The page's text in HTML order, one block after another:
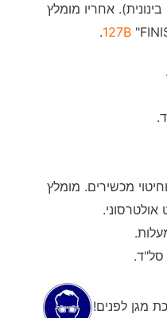
אחריו מומלץ
127B
מכשירים. מומלץ
מגן לפנים!